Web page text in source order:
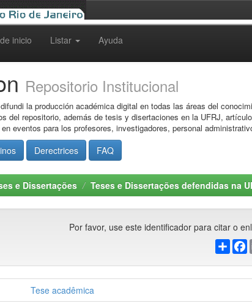
inicio Listar Ayuda
Repositorio Institucional
la producción académica digital en todas las áreas del
del repositorio, además de tesis y disertaciones en la UFRJ,
eventos para los profesores, investigadores, personal
Derectrices FAQ
e Dissertações Teses e Dissertações defendidas na
Por favor, use este identificador para citar o
Tese acadêmica